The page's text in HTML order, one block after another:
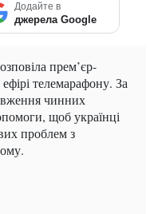
Додайте в
джерела Google
прем’єр-
телемарафону. За
чинних
щоб українці
проблем з